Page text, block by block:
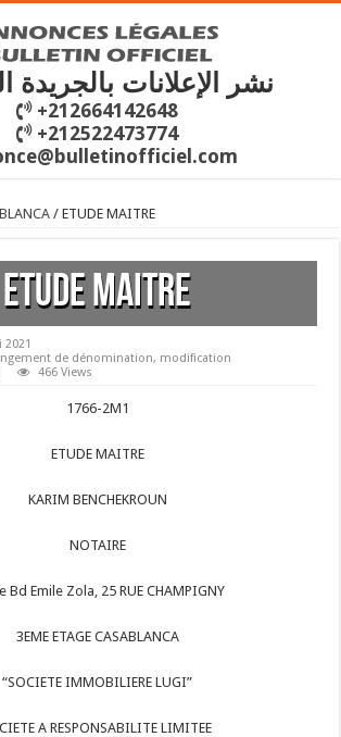
نشر الإعلانات بالجريدة
+212664142648
+212522473774
/ ETUDE MAITRE
ETUDE MAITRE
2021
de dénomination, modification
466 Views
1766-2M1
ETUDE MAITRE
KARIM BENCHEKROUN
NOTAIRE
Bd Emile Zola, 25 RUE CHAMPIGNY
3EME ETAGE CASABLANCA
“SOCIETE IMMOBILIERE LUGI”
A RESPONSABILITE LIMITEE